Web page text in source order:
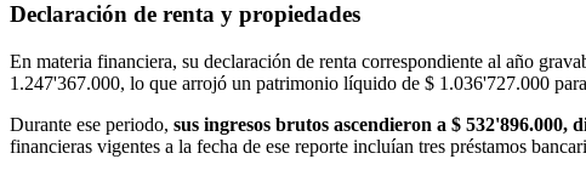
Declaración de renta y propiedades
En materia financiera, su declaración de renta correspondiente al año
1.247'367.000, lo que arrojó un patrimonio líquido de $ 1.036'727.000
Durante ese periodo, sus ingresos brutos ascendieron a $
financieras vigentes a la fecha de ese reporte incluían tres préstamos